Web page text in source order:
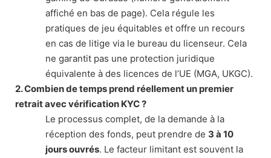
affiché en bas de page). Cela régule les
pratiques de jeu équitables et offre un recours
en cas de litige via le bureau du licenseur. Cela
ne garantit pas une protection juridique
équivalente à des licences de l’UE (MGA, UKGC).
2. Combien de temps prend réellement un premier
retrait avec vérification KYC ?
Le processus complet, de la demande à la
réception des fonds, peut prendre de 3 à 10
jours ouvrés. Le facteur limitant est souvent la